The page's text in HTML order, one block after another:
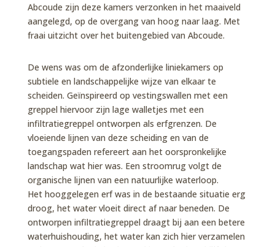
Abcoude zijn deze kamers verzonken in het maaiveld
aangelegd, op de overgang van hoog naar laag. Met
fraai uitzicht over het buitengebied van Abcoude.
De wens was om de afzonderlijke liniekamers op
subtiele en landschappelijke wijze van elkaar te
scheiden. Geïnspireerd op vestingswallen met een
greppel hiervoor zijn lage walletjes met een
infiltratiegreppel ontworpen als erfgrenzen. De
vloeiende lijnen van deze scheiding en van de
toegangspaden refereert aan het oorspronkelijke
landschap wat hier was. Een stroomrug volgt de
organische lijnen van een natuurlijke waterloop.
Het hooggelegen erf was in de bestaande situatie erg
droog, het water vloeit direct af naar beneden. De
ontworpen infiltratiegreppel draagt bij aan een betere
waterhuishouding, het water kan zich hier verzamelen